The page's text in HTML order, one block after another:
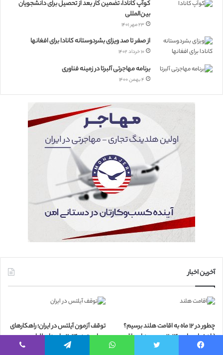
کوآپ کانادا، تضمین کار بعد از تحصیل برای دانشجویان
بین‌المللی
۲۳ مهر ۱۴۰۱
از صفر تا صد ویزای بشردوستانه کانادا برای افغانها
۱۰ خرداد ۱۴۰۲
برنامه مهاجرتی آلبرتا در زمینه فناوری
۴ بهمن ۱۴۰۰
آخرین اخبار
چطور در ۱۲ ماه به اقامت هلند برسیم؟
(راهنمای جامع ۲۰۲۶ + مسیرهای واقعی
و قابل اجرا)
توقف آزمون آیلتس در ایران؛ راهکارهای
مهاجرت در ۲۰۲۶ برای داوطلبان